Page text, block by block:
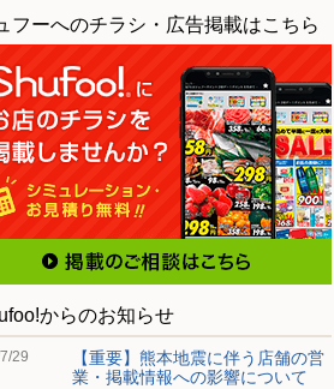
フーへのチラシ・広告掲載はこちら
からのお知らせ
29
【重要】熊本地震に伴う店舗の営
業・掲載情報への影響について